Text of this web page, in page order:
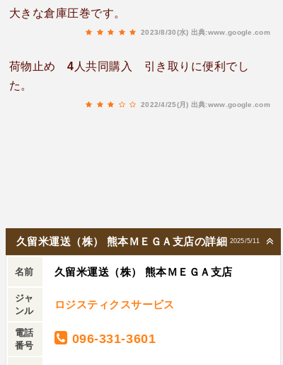
大きな倉庫圧巻です。
2023/8/30(水) 出典:www.google.com
荷物止め 4人共同購入 引き取りに便利でし
た。
2022/4/25(月) 出典:www.google.com
2025/5/11
久留米運送（株） 熊本ＭＥＧＡ支店の詳細
名前 久留米運送（株） 熊本ＭＥＧＡ支店
ジャ
ンル
ロジスティクスサービス
電話
番号
096-331-3601